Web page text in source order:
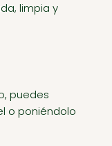
limpia y
puedes
o poniéndolo